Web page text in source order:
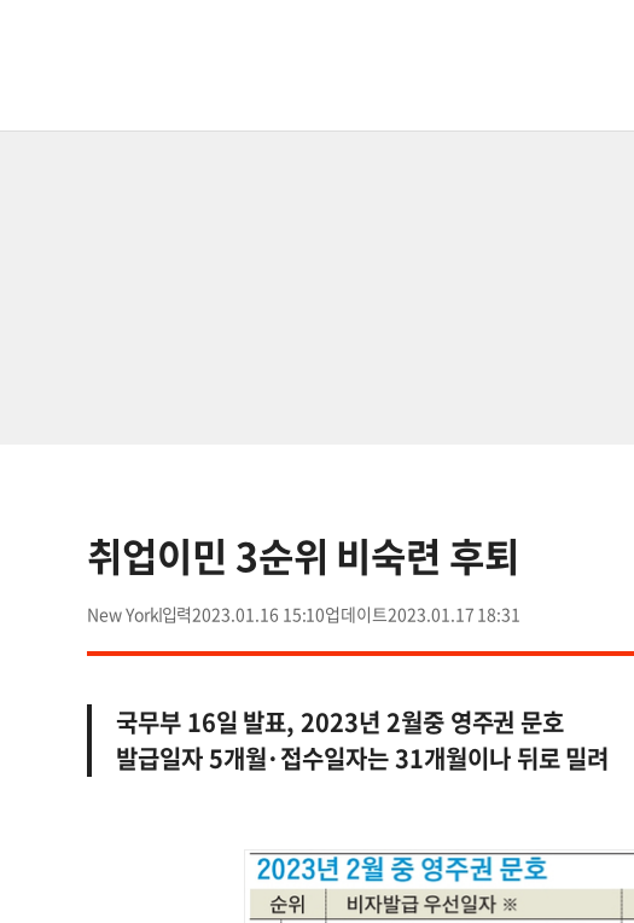
취업이민 3순위 비숙련 후퇴
New York 2023.01.16 15:10 2023.01.17 18:31
국무부 16일 발표, 2023년 2월중 영주권 문호
발급일자 5개월·접수일자는 31개월이나 뒤로 밀려